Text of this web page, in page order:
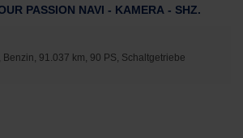
PASSION NAVI - KAMERA - SHZ.
Benzin, 91.037 km, 90 PS, Schaltgetriebe